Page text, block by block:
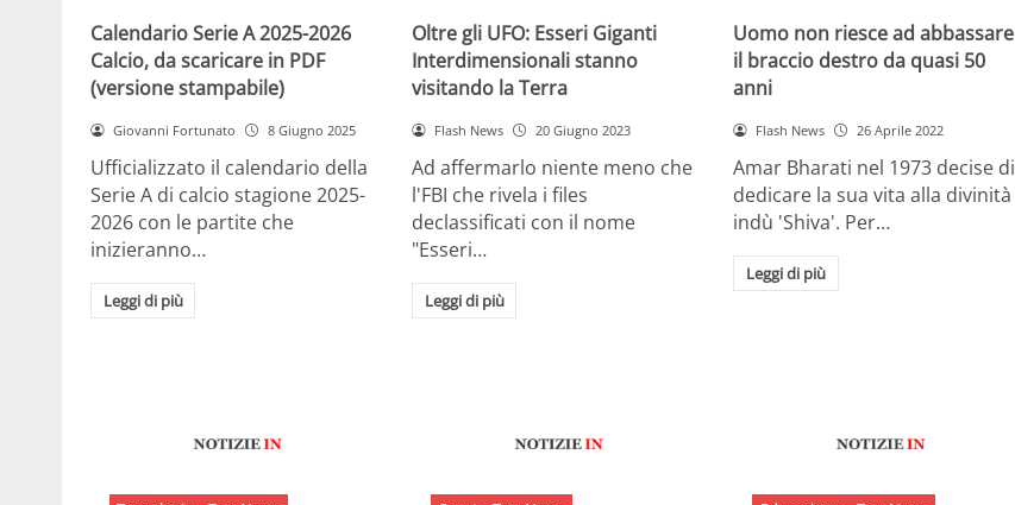
Calendario Serie A 2025-2026
Calcio, da scaricare in PDF
(versione stampabile)
Giovanni Fortunato 8 Giugno 2025
Ufficializzato il calendario della
Serie A di calcio stagione 2025-
2026 con le partite che
inizieranno…
Leggi di più
Oltre gli UFO: Esseri Giganti
Interdimensionali stanno
visitando la Terra
Flash News 20 Giugno 2023
Ad affermarlo niente meno che
l'FBI che rivela i files
declassificati con il nome
"Esseri…
Leggi di più
Uomo non riesce ad abbassare
il braccio destro da quasi 50
anni
Flash News 26 Aprile 2022
Amar Bharati nel 1973 decise di
dedicare la sua vita alla divinità
indù 'Shiva'. Per…
Leggi di più